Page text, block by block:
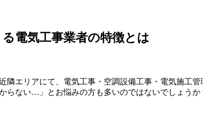
電気工事業者の特徴とは
エリアにて、電気工事・空調設備工事・電気施工
らない…」とお悩みの方も多いのではないでしょう